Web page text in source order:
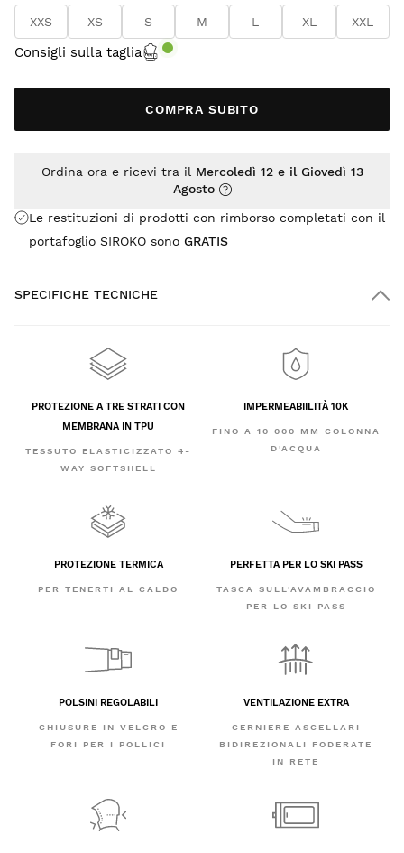
XXS XS S M L XL XXL
Consigli sulla taglia
COMPRA SUBITO
Le restituzioni di prodotti con rimborso completati con il
portafoglio SIROKO sono GRATIS
Ordina ora e ricevi tra il Mercoledì 12 e il Giovedì 13
Agosto
SPECIFICHE TECNICHE
PROTEZIONE A TRE STRATI CON
MEMBRANA IN TPU
TESSUTO ELASTICIZZATO 4-
WAY SOFTSHELL
IMPERMEABIILITÀ 10K
FINO A 10 000 MM COLONNA
D'ACQUA
PROTEZIONE TERMICA
PER TENERTI AL CALDO
PERFETTA PER LO SKI PASS
TASCA SULL'AVAMBRACCIO
PER LO SKI PASS
POLSINI REGOLABILI
CHIUSURE IN VELCRO E
FORI PER I POLLICI
VENTILAZIONE EXTRA
CERNIERE ASCELLARI
BIDIREZIONALI FODERATE
IN RETE